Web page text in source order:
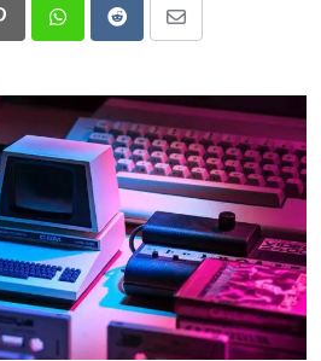
PinterestWhatsappRedditShare
Email